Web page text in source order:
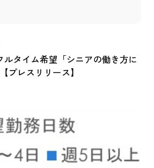
タイム希望「シニアの働き方に
プレスリリース】